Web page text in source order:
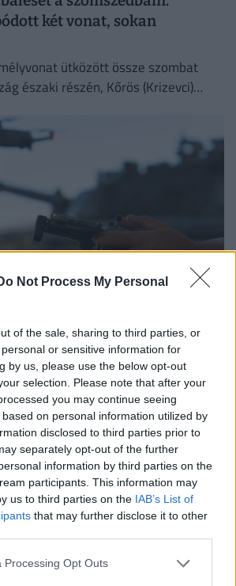
Not Process My Personal
of the sale, sharing to third parties, or
or sensitive information for
by us, please use the below opt-out
selection. Please note that after your
you may continue seeing
on personal information utilized by
disclosed to third parties prior to
separately opt-out of the further
information by third parties on the
participants. This information may
us to third parties on the IAB’s List of
that may further disclose it to other
Processing Opt Outs
két vonat, sokan
ütközött össze szombat
északi részén, Kőrös (Krizevci)
közelében
irányából Bulgáriába berepülő
a román-bolgár határ mellett.